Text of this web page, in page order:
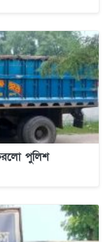
পুলিশ